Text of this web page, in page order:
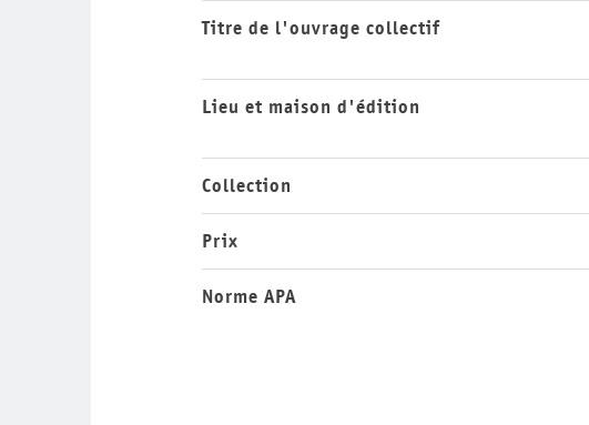
Titre de l'ouvrage collectif
Lieu et maison d'édition
Collection
Prix
Norme APA